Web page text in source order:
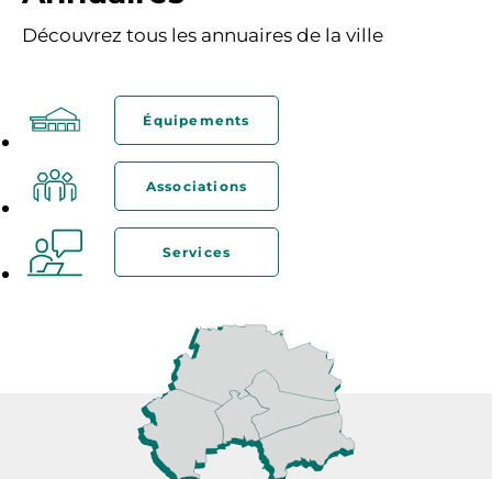
Découvrez tous les annuaires de la ville
Équipements
Associations
Services